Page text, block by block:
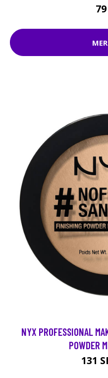
NYX PROFESSIONAL
POWDER
131